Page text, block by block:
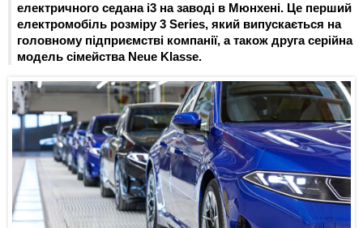
електричного седана i3 на заводі в Мюнхені. Це перший
електромобіль розміру 3 Series, який випускається на
головному підприємстві компанії, а також друга серійна
модель сімейства Neue Klasse.